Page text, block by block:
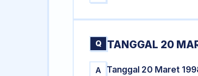
Q TANGGAL 20
A Tanggal 20 Maret